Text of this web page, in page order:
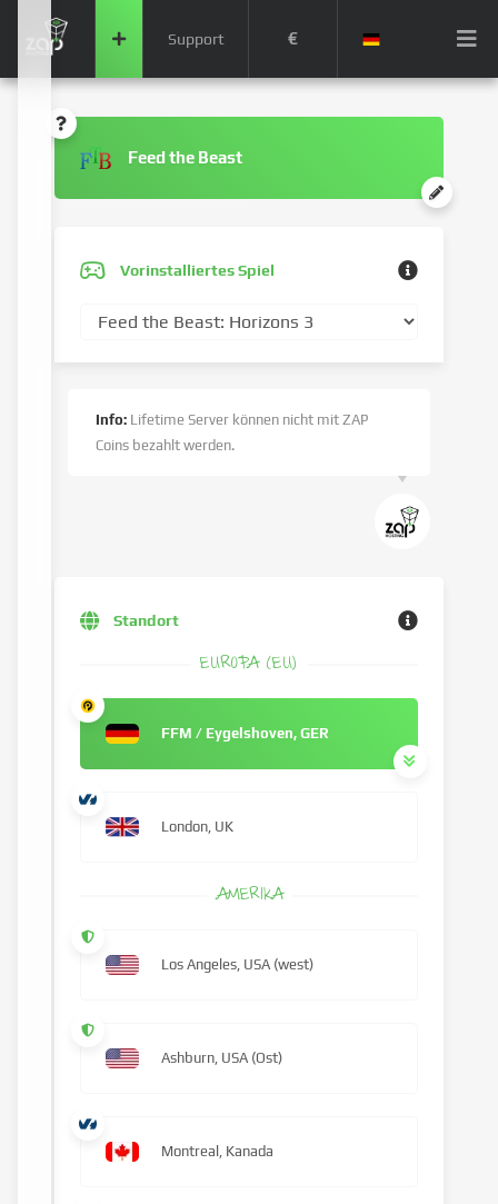
Support €
Feed the Beast
Vorinstalliertes Spiel
Info: Lifetime Server können nicht mit ZAP
Coins bezahlt werden.
Standort
EUROPA (EU)
FFM / Eygelshoven, GER
London, UK
AMERIKA
Los Angeles, USA (west)
Ashburn, USA (Ost)
Montreal, Kanada